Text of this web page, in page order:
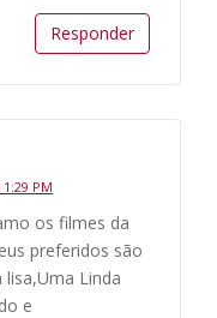
Responder
PM
os filmes da
preferidos são
Linda
e